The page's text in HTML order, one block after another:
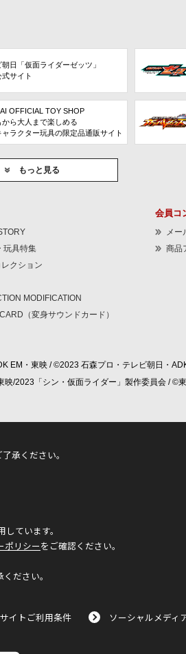
日「仮面ライダーゼッツ」
サイト
OFFICIAL TOY SHOP
から大人まで楽しめる
ャラクター玩具の限定品通販サイト
もっと見る
玩具特集
クション
MODIFICATION
（変身サウンドカード）
会員コ
メー
商品
EM・東映 / ©2023 石森プロ・テレビ朝日・
/2023「シン・仮面ライダー」製作委員会 / ©
承ください。
ています。
ポリシーをご確認ください。
ださい。
イトご利用条件 ソーシャルメディ